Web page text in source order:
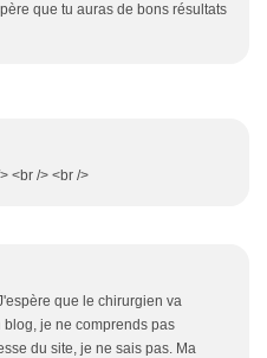
que tu auras de bons résultats
<br /> <br />
que le chirurgien va
je ne comprends pas
du site, je ne sais pas. Ma